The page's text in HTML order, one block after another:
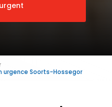
urgence Soorts-Hossegor